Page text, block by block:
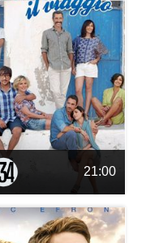
21:00